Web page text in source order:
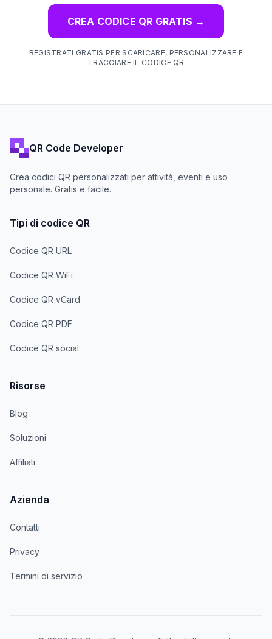
CREA CODICE QR GRATIS →
REGISTRATI GRATIS PER SCARICARE, PERSONALIZZARE E
TRACCIARE IL CODICE QR
QR Code Developer
Crea codici QR personalizzati per attività, eventi e uso
personale. Gratis e facile.
Tipi di codice QR
Codice QR URL
Codice QR WiFi
Codice QR vCard
Codice QR PDF
Codice QR social
Risorse
Blog
Soluzioni
Affiliati
Azienda
Contatti
Privacy
Termini di servizio